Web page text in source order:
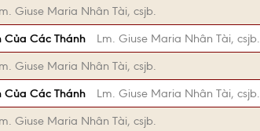
Giuse Maria Nhân Tài, csjb.
Các Thánh
Lm. Giuse Maria Nhân Tài, csjb.
Giuse Maria Nhân Tài, csjb.
Các Thánh
Lm. Giuse Maria Nhân Tài, csjb.
Giuse Maria Nhân Tài, csjb.